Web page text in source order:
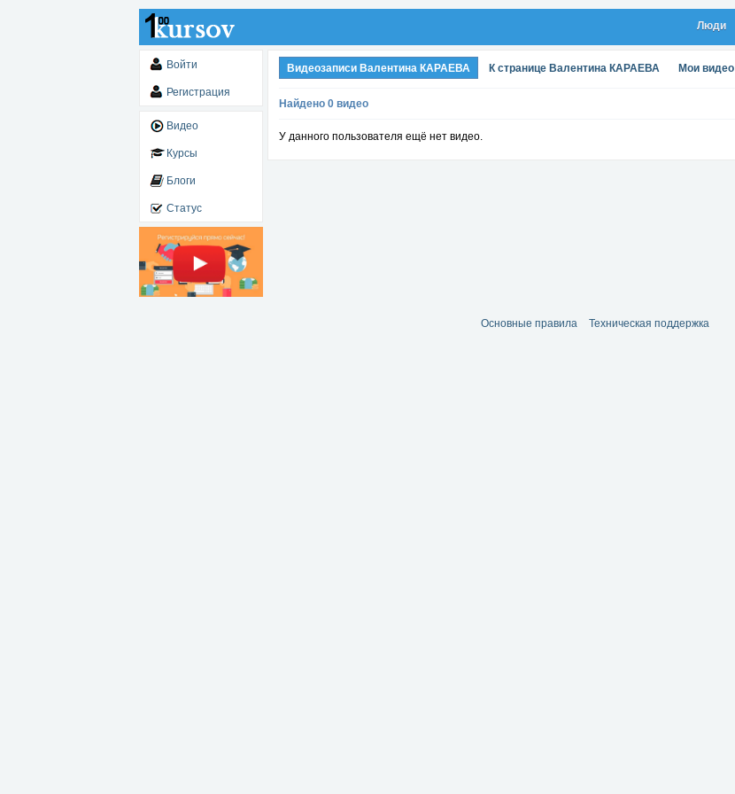
Люди
Войти
Регистрация
Видео
Курсы
Блоги
Статус
Видеозаписи Валентина КАРАЕВА К странице Валентина КАРАЕВА Мои видео
Найдено 0 видео
У данного пользователя ещё нет видео.
Основные правила Техническая поддержка